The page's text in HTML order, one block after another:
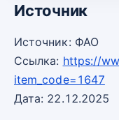
Источник
Источник: ФАО
Ссылка: https://
item_code=1647
Дата: 22.12.2025